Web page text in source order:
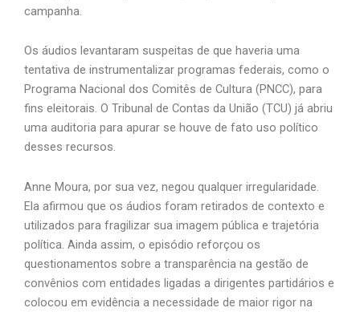
campanha.
Os áudios levantaram suspeitas de que haveria uma
tentativa de instrumentalizar programas federais, como o
Programa Nacional dos Comitês de Cultura (PNCC), para
fins eleitorais. O Tribunal de Contas da União (TCU) já abriu
uma auditoria para apurar se houve de fato uso político
desses recursos.
Anne Moura, por sua vez, negou qualquer irregularidade.
Ela afirmou que os áudios foram retirados de contexto e
utilizados para fragilizar sua imagem pública e trajetória
política. Ainda assim, o episódio reforçou os
questionamentos sobre a transparência na gestão de
convênios com entidades ligadas a dirigentes partidários e
colocou em evidência a necessidade de maior rigor na